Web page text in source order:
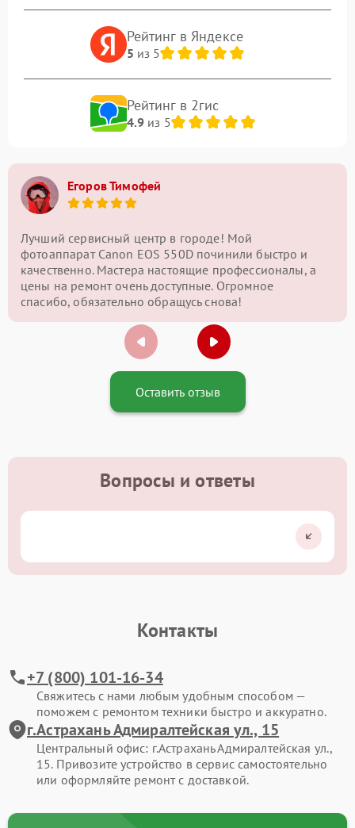
Рейтинг в Яндексе
5 из 5
Рейтинг в 2гис
4.9из 5
Егоров Тимофей
Лучший сервисный центр в городе! Мой
фотоаппарат Canon EOS 550D починили быстро и
качественно. Мастера настоящие профессионалы, а
цены на ремонт очень доступные. Огромное
спасибо, обязательно обращусь снова!
Оставить отзыв
Вопросы и ответы
Контакты
+7 (800) 101-16-34
Свяжитесь с нами любым удобным способом —
поможем с ремонтом техники быстро и аккуратно.
г.Астрахань Адмиралтейская ул., 15
Центральный офис: г.Астрахань Адмиралтейская ул.,
15. Привозите устройство в сервис самостоятельно
или оформляйте ремонт с доставкой.